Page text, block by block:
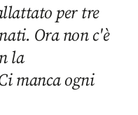
per tre
Ora non c'è
la
manca ogni